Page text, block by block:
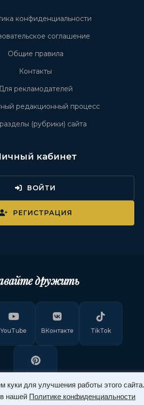
куки для улучшения работы этого сайта.
нашей Политике конфиденциальности
конфиденциальности
соглашение
Общие правила
Контакты
рекламодателей
редакционный процесс
(рубрики) сайта
кабинет
ВОЙТИ
РЕГИСТРАЦИЯ
дружить
YouTube ВКонтакте TikTok
Pinterest